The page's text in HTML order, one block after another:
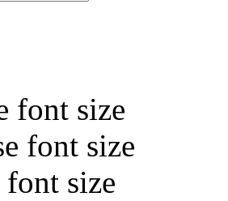
font size
font size
size